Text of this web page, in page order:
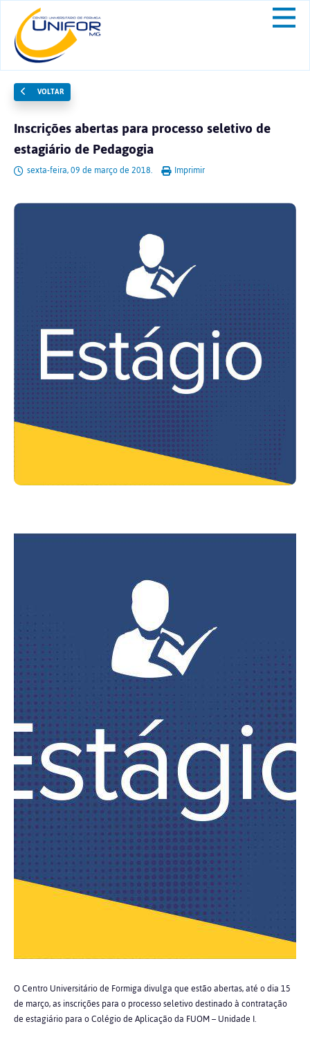
VOLTAR
Inscrições abertas para processo seletivo de
estagiário de Pedagogia
sexta-feira, 09 de março de 2018. Imprimir
O Centro Universitário de Formiga divulga que estão abertas, até o dia 15
de março, as inscrições para o processo seletivo destinado à contratação
de estagiário para o Colégio de Aplicação da FUOM – Unidade I.